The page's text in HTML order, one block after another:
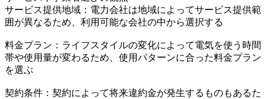
サービス提供地域：電力会社は地域によってサービス提供範
囲が異なるため、利用可能な会社の中から選択する
料金プラン：ライフスタイルの変化によって電気を使う時間
帯や使用量が変わるため、使用パターンに合った料金プラン
を選ぶ
契約条件：契約によって将来違約金が発生するものもあるた